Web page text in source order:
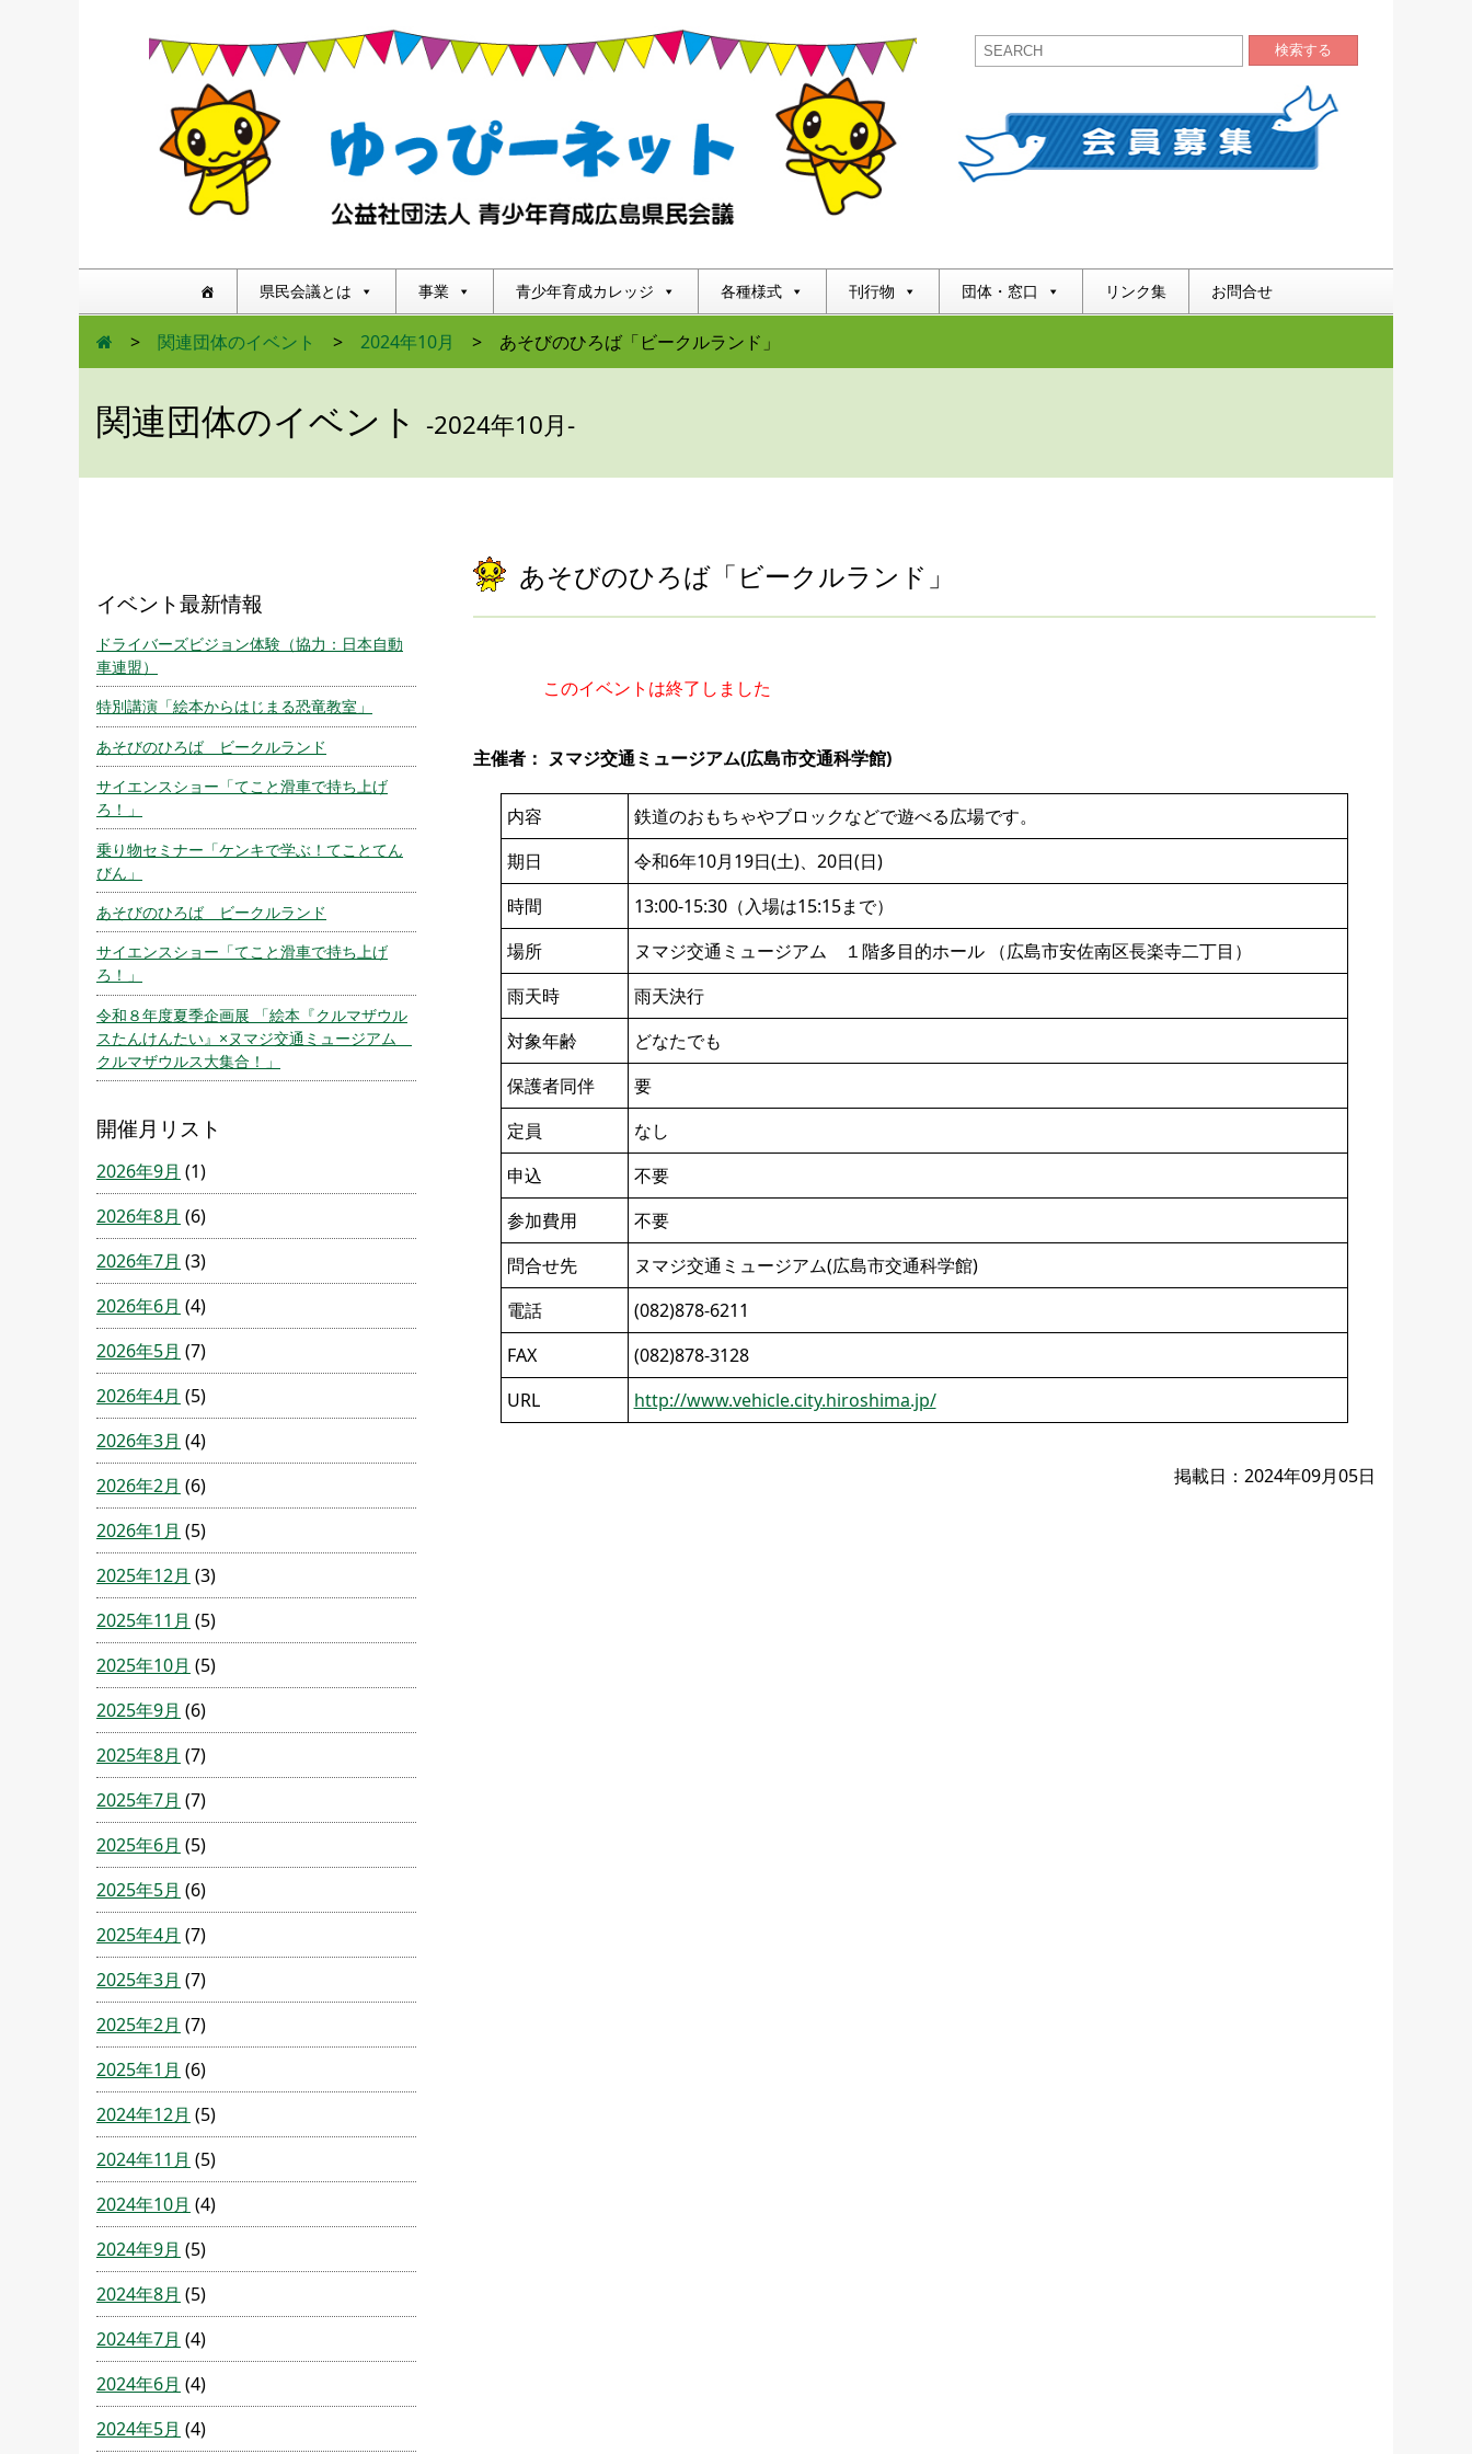
検索する
県民会議とは 事業 青少年育成カレッジ 各種様式 刊行物 団体・窓口 リンク集 お問合せ
> 関連団体のイベント > 2024年10月 > あそびのひろば「ビークルランド」
関連団体のイベント -2024年10月-
あそびのひろば「ビークルランド」
このイベントは終了しました
主催者： ヌマジ交通ミュージアム(広島市交通科学館)
内容
鉄道のおもちゃやブロックなどで遊べる広場です。
期日
令和6年10月19日(土)、20日(日)
時間
13:00-15:30（入場は15:15まで）
場所
ヌマジ交通ミュージアム １階多目的ホール （広島市安佐南区長楽寺二丁目）
雨天時
雨天決行
対象年齢
どなたでも
保護者同伴
要
定員
なし
申込
不要
参加費用
不要
問合せ先
ヌマジ交通ミュージアム(広島市交通科学館)
電話
(082)878-6211
FAX
(082)878-3128
URL
http://www.vehicle.city.hiroshima.jp/
掲載日：2024年09月05日
イベント最新情報
ドライバーズビジョン体験（協力：日本自動
車連盟）
特別講演「絵本からはじまる恐竜教室」
あそびのひろば ビークルランド
サイエンスショー「てこと滑車で持ち上げ
ろ！」
乗り物セミナー「ケンキで学ぶ！てことてん
びん」
あそびのひろば ビークルランド
サイエンスショー「てこと滑車で持ち上げ
ろ！」
令和８年度夏季企画展 「絵本『クルマザウル
スたんけんたい』×ヌマジ交通ミュージアム
クルマザウルス大集合！」
開催月リスト
2026年9月 (1)
2026年8月 (6)
2026年7月 (3)
2026年6月 (4)
2026年5月 (7)
2026年4月 (5)
2026年3月 (4)
2026年2月 (6)
2026年1月 (5)
2025年12月 (3)
2025年11月 (5)
2025年10月 (5)
2025年9月 (6)
2025年8月 (7)
2025年7月 (7)
2025年6月 (5)
2025年5月 (6)
2025年4月 (7)
2025年3月 (7)
2025年2月 (7)
2025年1月 (6)
2024年12月 (5)
2024年11月 (5)
2024年10月 (4)
2024年9月 (5)
2024年8月 (5)
2024年7月 (4)
2024年6月 (4)
2024年5月 (4)